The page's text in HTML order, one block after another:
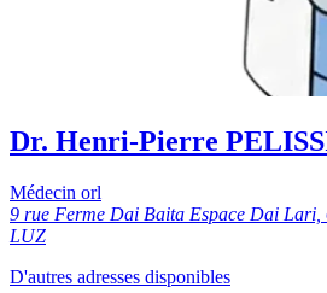
Dr. Henri-Pierre
Médecin orl
9 rue Ferme Dai Baita Espace Dai
LUZ
D'autres adresses disponibles